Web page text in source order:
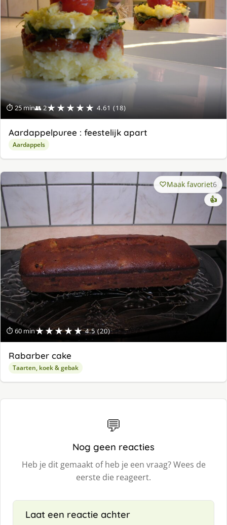
⏱ 25 min👥 2★★★★★ 4.61 (18)
Aardappelpuree : feestelijk apart
Aardappels
⏱ 60 min★★★★★ 4.5 (20)
Maak favoriet6
👍
Rabarber cake
Taarten, koek & gebak
💬
Nog geen reacties
Heb je dit gemaakt of heb je een vraag? Wees de
eerste die reageert.
Laat een reactie achter